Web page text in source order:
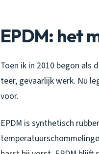
EPDM: het
Toen ik in 2010 begon als
teer, gevaarlijk werk. Nu
voor.
EPDM is synthetisch